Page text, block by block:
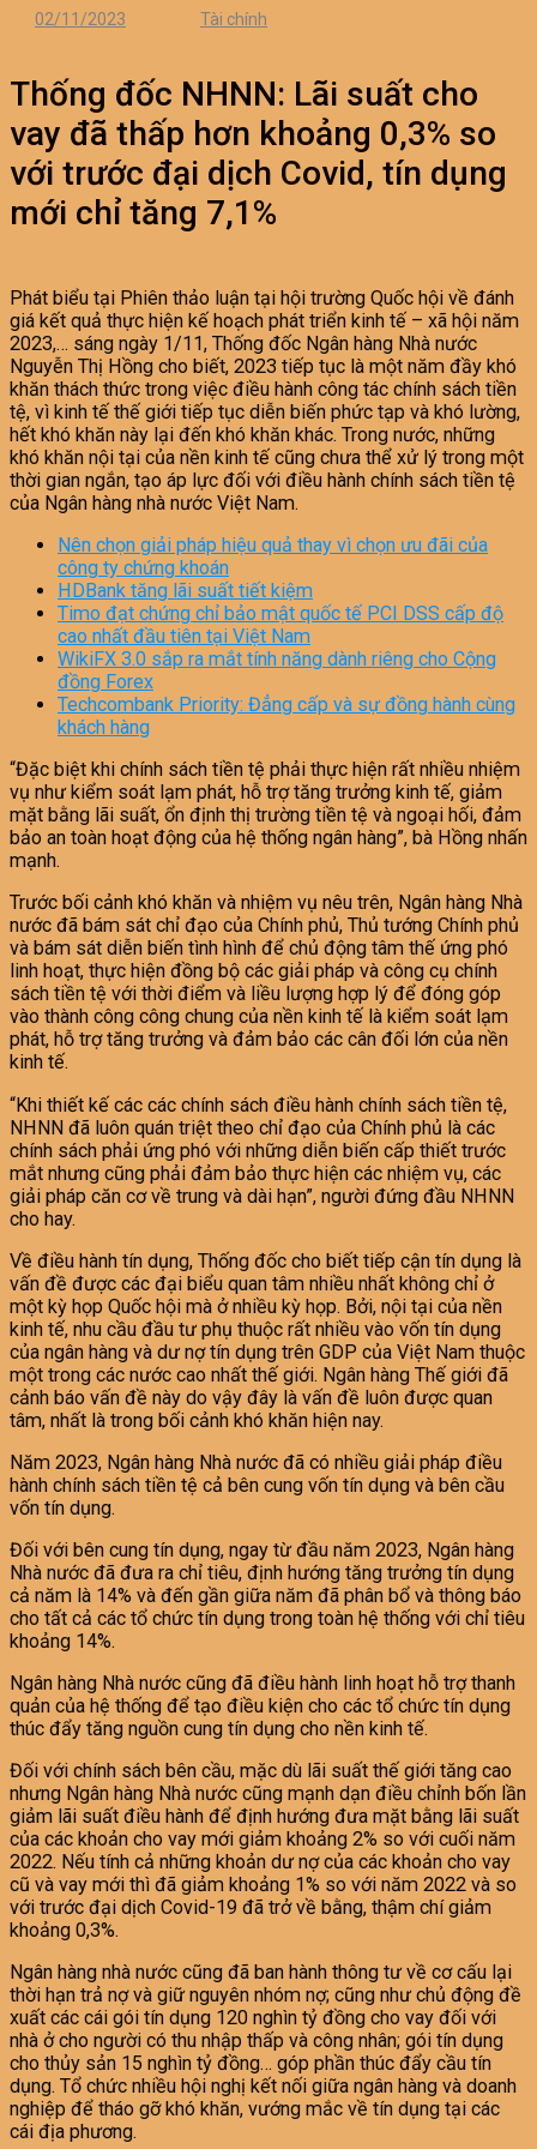
02/11/2023 Tài chính
Thống đốc NHNN: Lãi suất cho
vay đã thấp hơn khoảng 0,3% so
với trước đại dịch Covid, tín dụng
mới chỉ tăng 7,1%
Phát biểu tại Phiên thảo luận tại hội trường Quốc hội về đánh
giá kết quả thực hiện kế hoạch phát triển kinh tế – xã hội năm
2023,… sáng ngày 1/11, Thống đốc Ngân hàng Nhà nước
Nguyễn Thị Hồng cho biết, 2023 tiếp tục là một năm đầy khó
khăn thách thức trong việc điều hành công tác chính sách tiền
tệ, vì kinh tế thế giới tiếp tục diễn biến phức tạp và khó lường,
hết khó khăn này lại đến khó khăn khác. Trong nước, những
khó khăn nội tại của nền kinh tế cũng chưa thể xử lý trong một
thời gian ngắn, tạo áp lực đối với điều hành chính sách tiền tệ
của Ngân hàng nhà nước Việt Nam.
Nên chọn giải pháp hiệu quả thay vì chọn ưu đãi của
công ty chứng khoán
HDBank tăng lãi suất tiết kiệm
Timo đạt chứng chỉ bảo mật quốc tế PCI DSS cấp độ
cao nhất đầu tiên tại Việt Nam
WikiFX 3.0 sắp ra mắt tính năng dành riêng cho Cộng
đồng Forex
Techcombank Priority: Đẳng cấp và sự đồng hành cùng
khách hàng
“Đặc biệt khi chính sách tiền tệ phải thực hiện rất nhiều nhiệm
vụ như kiểm soát lạm phát, hỗ trợ tăng trưởng kinh tế, giảm
mặt bằng lãi suất, ổn định thị trường tiền tệ và ngoại hối, đảm
bảo an toàn hoạt động của hệ thống ngân hàng”, bà Hồng nhấn
mạnh.
Trước bối cảnh khó khăn và nhiệm vụ nêu trên, Ngân hàng Nhà
nước đã bám sát chỉ đạo của Chính phủ, Thủ tướng Chính phủ
và bám sát diễn biến tình hình để chủ động tâm thế ứng phó
linh hoạt, thực hiện đồng bộ các giải pháp và công cụ chính
sách tiền tệ với thời điểm và liều lượng hợp lý để đóng góp
vào thành công công chung của nền kinh tế là kiểm soát lạm
phát, hỗ trợ tăng trưởng và đảm bảo các cân đối lớn của nền
kinh tế.
“Khi thiết kế các các chính sách điều hành chính sách tiền tệ,
NHNN đã luôn quán triệt theo chỉ đạo của Chính phủ là các
chính sách phải ứng phó với những diễn biến cấp thiết trước
mắt nhưng cũng phải đảm bảo thực hiện các nhiệm vụ, các
giải pháp căn cơ về trung và dài hạn”, người đứng đầu NHNN
cho hay.
Về điều hành tín dụng, Thống đốc cho biết tiếp cận tín dụng là
vấn đề được các đại biểu quan tâm nhiều nhất không chỉ ở
một kỳ họp Quốc hội mà ở nhiều kỳ họp. Bởi, nội tại của nền
kinh tế, nhu cầu đầu tư phụ thuộc rất nhiều vào vốn tín dụng
của ngân hàng và dư nợ tín dụng trên GDP của Việt Nam thuộc
một trong các nước cao nhất thế giới. Ngân hàng Thế giới đã
cảnh báo vấn đề này do vậy đây là vấn đề luôn được quan
tâm, nhất là trong bối cảnh khó khăn hiện nay.
Năm 2023, Ngân hàng Nhà nước đã có nhiều giải pháp điều
hành chính sách tiền tệ cả bên cung vốn tín dụng và bên cầu
vốn tín dụng.
Đối với bên cung tín dụng, ngay từ đầu năm 2023, Ngân hàng
Nhà nước đã đưa ra chỉ tiêu, định hướng tăng trưởng tín dụng
cả năm là 14% và đến gần giữa năm đã phân bổ và thông báo
cho tất cả các tổ chức tín dụng trong toàn hệ thống với chỉ tiêu
khoảng 14%.
Ngân hàng Nhà nước cũng đã điều hành linh hoạt hỗ trợ thanh
quản của hệ thống để tạo điều kiện cho các tổ chức tín dụng
thúc đẩy tăng nguồn cung tín dụng cho nền kinh tế.
Đối với chính sách bên cầu, mặc dù lãi suất thế giới tăng cao
nhưng Ngân hàng Nhà nước cũng mạnh dạn điều chỉnh bốn lần
giảm lãi suất điều hành để định hướng đưa mặt bằng lãi suất
của các khoản cho vay mới giảm khoảng 2% so với cuối năm
2022. Nếu tính cả những khoản dư nợ của các khoản cho vay
cũ và vay mới thì đã giảm khoảng 1% so với năm 2022 và so
với trước đại dịch Covid-19 đã trở về bằng, thậm chí giảm
khoảng 0,3%.
Ngân hàng nhà nước cũng đã ban hành thông tư về cơ cấu lại
thời hạn trả nợ và giữ nguyên nhóm nợ; cũng như chủ động đề
xuất các cái gói tín dụng 120 nghìn tỷ đồng cho vay đối với
nhà ở cho người có thu nhập thấp và công nhân; gói tín dụng
cho thủy sản 15 nghìn tỷ đồng… góp phần thúc đẩy cầu tín
dụng. Tổ chức nhiều hội nghị kết nối giữa ngân hàng và doanh
nghiệp để tháo gỡ khó khăn, vướng mắc về tín dụng tại các
cái địa phương.